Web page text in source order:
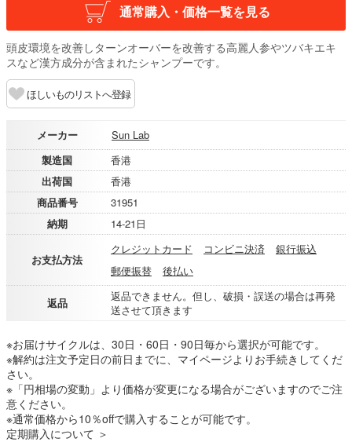
通常購入・価格一覧を見る
頭皮環境を改善しターンオーバーを改善する高麗人参やツバキエキ
スなど漢方成分が含まれたシャンプーです。
ほしいものリストへ登録
メーカー
Sun Lab
製造国
香港
出荷国
香港
商品番号
31951
納期
14-21日
お支払方法
クレジットカード コンビニ決済
銀行振込
郵便振替
後払い
返品
返品できません。但し、破損・誤送の場合は再発
送させて頂きます
※お届けサイクルは、30日・60日・90日毎から選択が可能です。
※解約は注文予定日の前日までに、マイページよりお手続きしてくだ
さい。
※「円相場の変動」より価格が変更になる場合がございますのでご注
意ください。
※通常価格から10％offで購入することが可能です。
定期購入について ＞